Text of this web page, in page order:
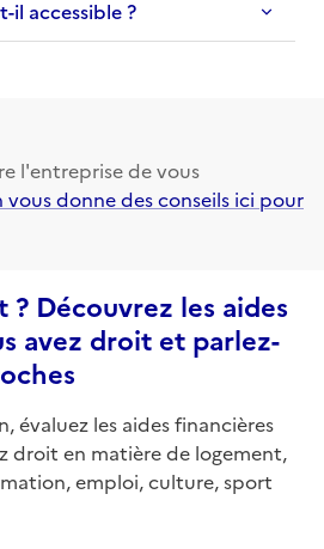
il accessible ?
l'entreprise de vous
vous donne des conseils ici pour
Découvrez les aides
avez droit et parlez-
évaluez les aides financières
droit en matière de logement,
emploi, culture, sport